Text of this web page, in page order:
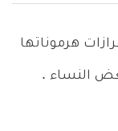
هرموناتها
النساء .